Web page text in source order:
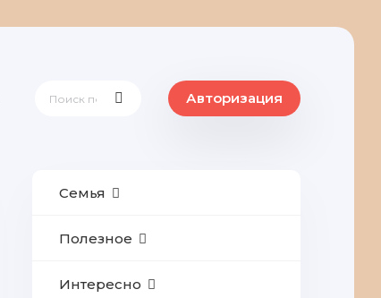
Авторизация
Семья
Полезное
Интересно